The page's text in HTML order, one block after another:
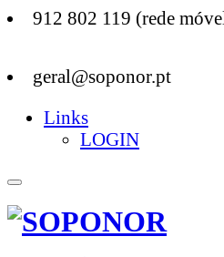
912 802 119 (rede
geral@soponor.pt
Links
LOGIN